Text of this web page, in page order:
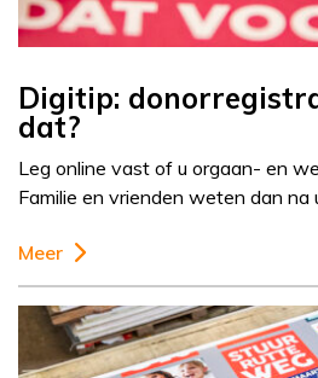
Digitip:
dat?
Leg online vast of u orgaan- en
Familie en vrienden weten dan
Meer